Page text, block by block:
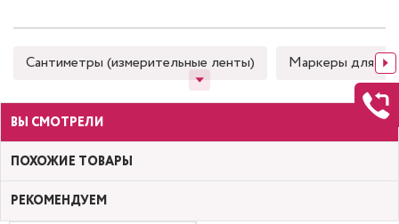
Сантиметры (измерительные ленты) Маркеры для
ВЫ СМОТРЕЛИ
ПОХОЖИЕ ТОВАРЫ
РЕКОМЕНДУЕМ